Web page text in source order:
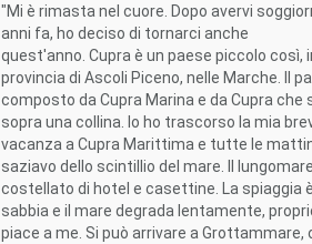
"Mi è rimasta nel cuore. Dopo avervi
anni fa, ho deciso di tornarci anche
quest'anno. Cupra è un paese piccolo così,
provincia di Ascoli Piceno, nelle Marche. Il
composto da Cupra Marina e da Cupra che
sopra una collina. Io ho trascorso la mia
vacanza a Cupra Marittima e tutte le
saziavo dello scintillio del mare. Il
costellato di hotel e casettine. La spiaggia
sabbia e il mare degrada lentamente,
piace a me. Si può arrivare a Grottammare,